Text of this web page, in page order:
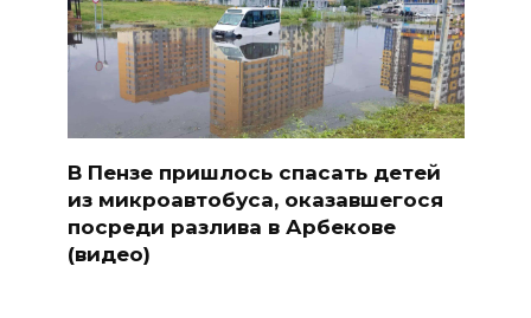
В Пензе пришлось спасать детей
из микроавтобуса, оказавшегося
посреди разлива в Арбекове
(видео)